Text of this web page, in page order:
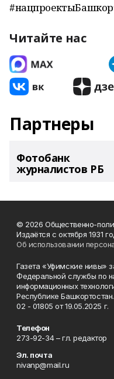
Читайте нас
Партнеры
Фотобанк
журналистов РБ
© 2026 Общественно-
Издаётся с октября 1931
Об использовании
Газета «Уфимские нивы»
Федеральной службы по
информационных
Республике
02 - 01805 от 19.05.2025 г.
Телефон
273-92-34 – гл. редактор
Эл. почта
nivanp@mail.ru